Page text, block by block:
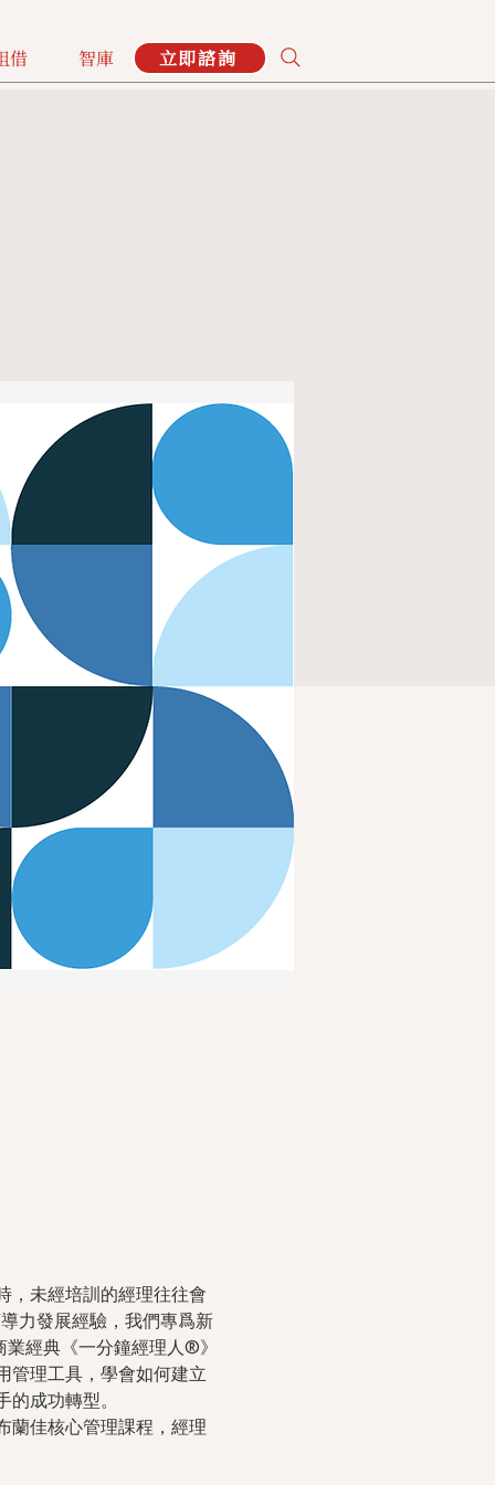
借 智庫 立即諮詢
，未經培訓的經理往往會
力發展經驗，我們專爲新
經典《一分鐘經理人®》
管理工具，學會如何建立
成功轉型。
蘭佳核心管理課程，經理